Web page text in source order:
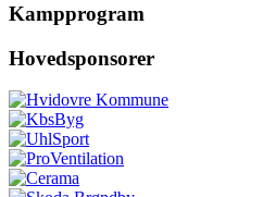
Kampprogram
Hovedsponsorer